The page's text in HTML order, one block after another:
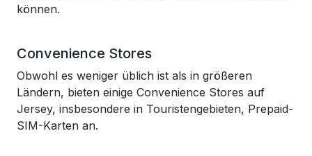
können.
Convenience Stores
Obwohl es weniger üblich ist als in größeren
Ländern, bieten einige Convenience Stores auf
Jersey, insbesondere in Touristengebieten, Prepaid-
SIM-Karten an.